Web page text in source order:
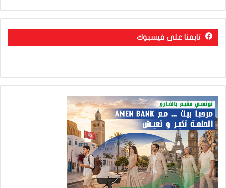
تابعنا على فيسبوك